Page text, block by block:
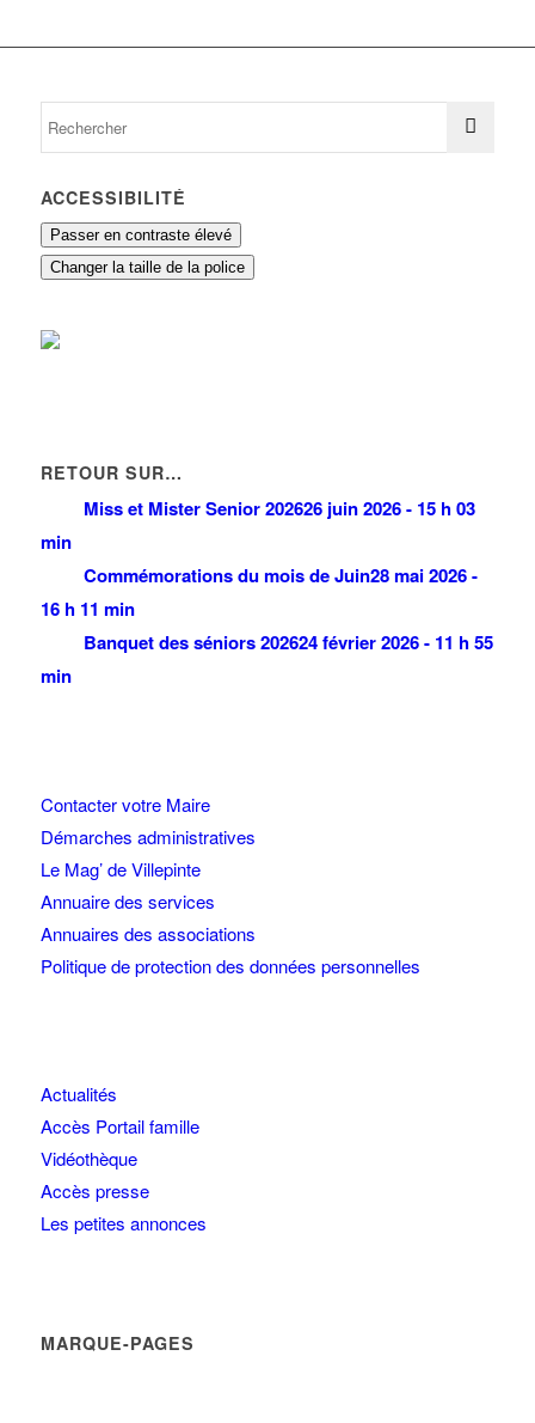
ACCESSIBILITÉ
Passer en contraste élevé
Changer la taille de la police
RETOUR SUR…
Miss et Mister Senior 202626 juin 2026 - 15 h 03
min
Commémorations du mois de Juin28 mai 2026 -
16 h 11 min
Banquet des séniors 202624 février 2026 - 11 h 55
min
Contacter votre Maire
Démarches administratives
Le Mag’ de Villepinte
Annuaire des services
Annuaires des associations
Politique de protection des données personnelles
Actualités
Accès Portail famille
Vidéothèque
Accès presse
Les petites annonces
MARQUE-PAGES